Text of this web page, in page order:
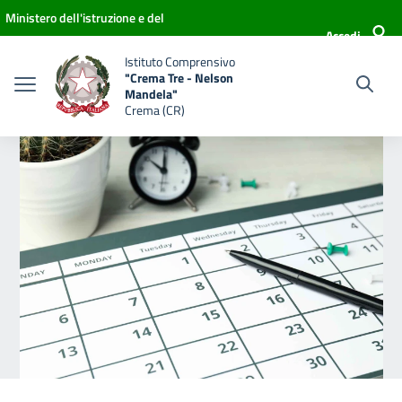
Vai ai contenuti
Vai al menu di navigazione
Vai al footer
Ministero dell'istruzione e del
Accedi
Istituto Comprensivo
"Crema Tre - Nelson
Mandela"
Crema (CR)